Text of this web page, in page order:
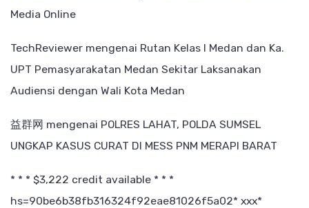
Media Online
TechReviewer mengenai Rutan Kelas I Medan dan Ka.
UPT Pemasyarakatan Medan Sekitar Laksanakan
Audiensi dengan Wali Kota Medan
益群网 mengenai POLRES LAHAT, POLDA SUMSEL
UNGKAP KASUS CURAT DI MESS PNM MERAPI BARAT
* * * $3,222 credit available * * *
hs=90be6b38fb316324f92eae81026f5a02* ххх*